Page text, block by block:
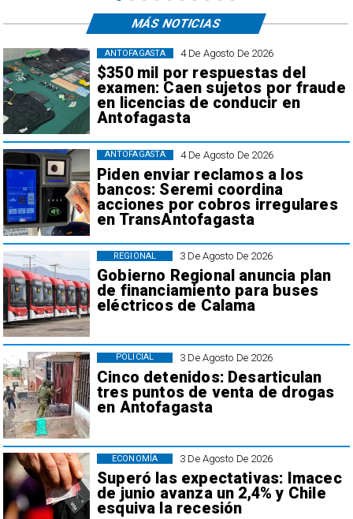
4 De Agosto De 2026
$350 mil por respuestas del
examen: Caen sujetos por fraude
en licencias de conducir en
Antofagasta
ANTOFAGASTA
4 De Agosto De 2026
Piden enviar reclamos a los
bancos: Seremi coordina
acciones por cobros irregulares
en TransAntofagasta
ANTOFAGASTA
3 De Agosto De 2026
Gobierno Regional anuncia plan
de financiamiento para buses
eléctricos de Calama
REGIONAL
3 De Agosto De 2026
Cinco detenidos: Desarticulan
tres puntos de venta de drogas
en Antofagasta
POLICIAL
3 De Agosto De 2026
Superó las expectativas: Imacec
de junio avanza un 2,4% y Chile
esquiva la recesión
ECONOMÍA
MÁS NOTICIAS